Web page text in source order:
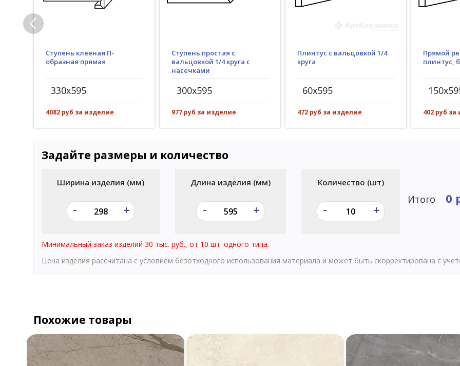
Ступень клееная П-
образная прямая
330x595
4082 руб за изделие
Ступень простая с
вальцовкой 1/4 круга с
насечками
300x595
977 руб за изделие
Плинтус с вальцовкой 1/4
круга
60x595
472 руб за изделие
Прямой
плинтус,
402 руб
Задайте размеры и количество
Ширина изделия (мм)
- +
Длина изделия (мм)
- +
Количество (шт)
- +
Итого 0
Минимальный заказ изделий 30 тыс. руб., от 10 шт. одного типа.
Цена изделия рассчитана с условием безотходного использования материала и может быть скорректирована с
Похожие товары